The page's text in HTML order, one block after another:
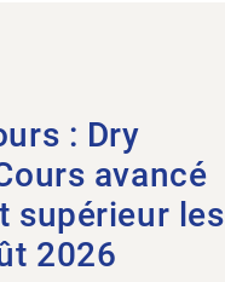
juste?
: Dry
avancé
supérieur les
2026